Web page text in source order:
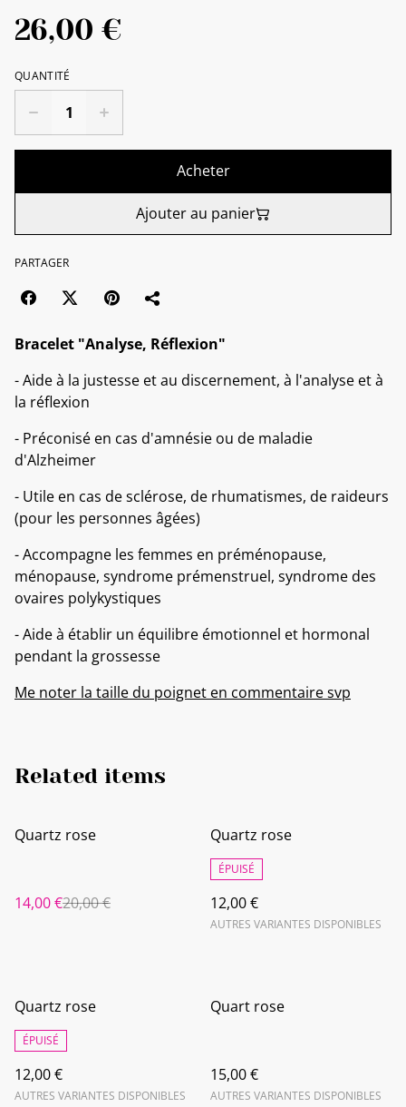
26,00 €
QUANTITÉ
Acheter
Ajouter au panier
PARTAGER
Bracelet "Analyse, Réflexion"
- Aide à la justesse et au discernement, à l'analyse et à
la réflexion
- Préconisé en cas d'amnésie ou de maladie
d'Alzheimer
- Utile en cas de sclérose, de rhumatismes, de raideurs
(pour les personnes âgées)
- Accompagne les femmes en préménopause,
ménopause, syndrome prémenstruel, syndrome des
ovaires polykystiques
- Aide à établir un équilibre émotionnel et hormonal
pendant la grossesse
Me noter la taille du poignet en commentaire svp
Related items
%
Quartz rose
14,00 €20,00 €
Quartz rose
ÉPUISÉ
12,00 €
AUTRES VARIANTES DISPONIBLES
Quartz rose
ÉPUISÉ
12,00 €
AUTRES VARIANTES DISPONIBLES
Quart rose
15,00 €
AUTRES VARIANTES DISPONIBLES